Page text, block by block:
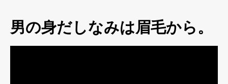
男の身だしなみは眉毛から。